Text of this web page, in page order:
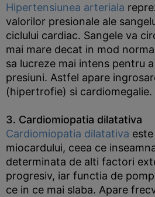
Hipertensiunea arteriala
valorilor presionale ale
ciclului cardiac. Sangele va
mai mare decat in mod
sa lucreze mai intens pentru
presiuni. Astfel apare
(hipertrofie) si cardiomegalie.
3. Cardiomiopatia dilatativa
Cardiomiopatia dilatativa
miocardului, ceea ce
determinata de alti factori
progresiv, iar functia de
ce in ce mai slaba. Apare